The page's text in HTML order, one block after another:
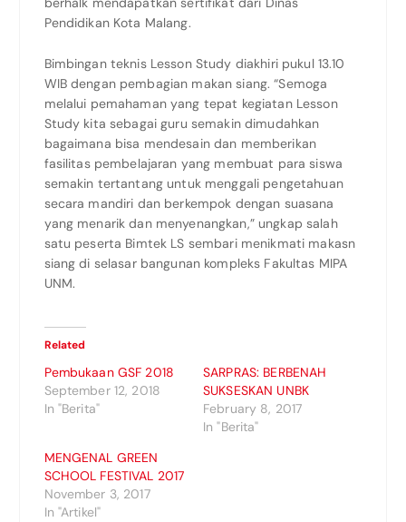
Pendidikan Kota Malang.
Bimbingan teknis Lesson Study diakhiri pukul 13.10
WIB dengan pembagian makan siang. “Semoga
melalui pemahaman yang tepat kegiatan Lesson
Study kita sebagai guru semakin dimudahkan
bagaimana bisa mendesain dan memberikan
fasilitas pembelajaran yang membuat para siswa
semakin tertantang untuk menggali pengetahuan
secara mandiri dan berkempok dengan suasana
yang menarik dan menyenangkan,” ungkap salah
satu peserta Bimtek LS sembari menikmati makasn
siang di selasar bangunan kompleks Fakultas MIPA
UNM.
Related
Pembukaan GSF 2018
September 12, 2018
In "Berita"
SARPRAS: BERBENAH
SUKSESKAN UNBK
February 8, 2017
In "Berita"
MENGENAL GREEN
SCHOOL FESTIVAL 2017
November 3, 2017
In "Artikel"